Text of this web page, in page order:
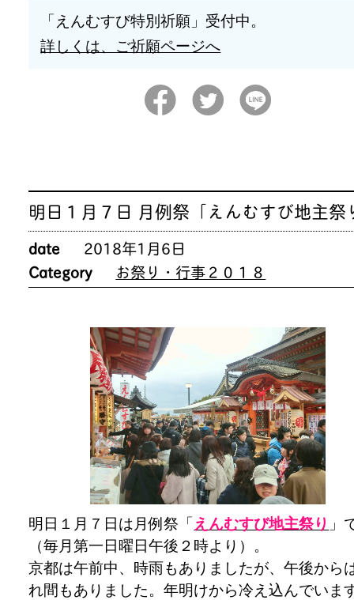
「えんむすび特別祈願」受付中。
詳しくは、ご祈願ページへ
明日１月７日 月例祭「えんむすび地主祭
date
2018年1月6日
Category
お祭り・行事２０１８
明日１月７日は月例祭「 えんむすび地主祭り 」
（毎月第一日曜日午後２時より）。
京都は午前中、時雨もありましたが、午後から
れ間もありました。年明けから冷え込んでいま